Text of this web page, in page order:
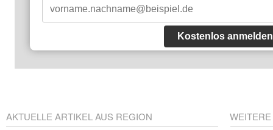
Kostenlos anmelden
AKTUELLE ARTIKEL AUS REGION